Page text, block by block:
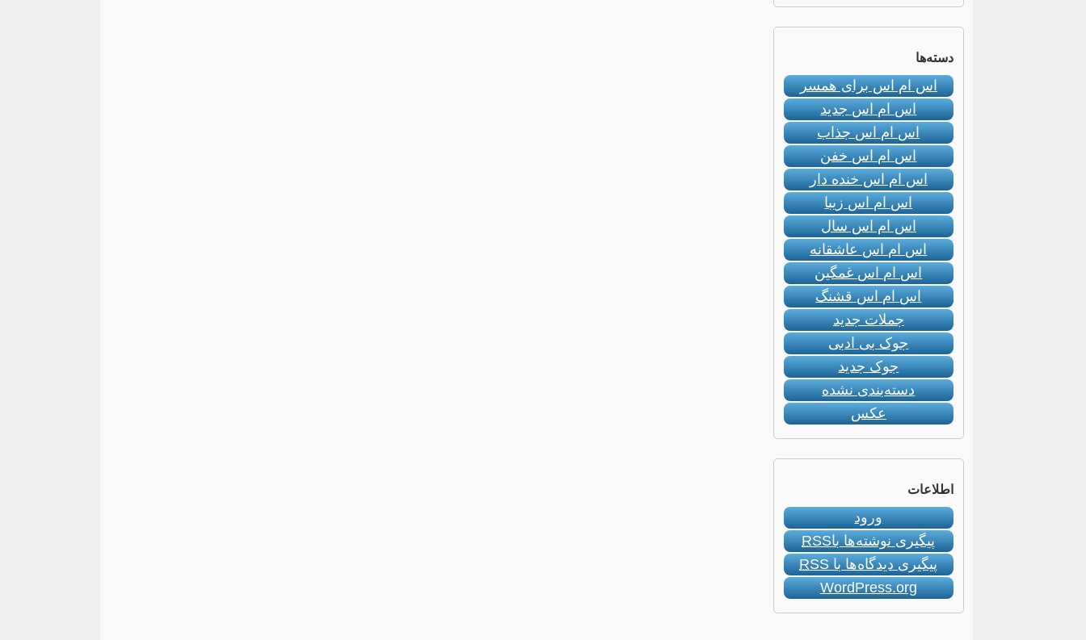
دسته‌ها
اس ام اس برای همسر
اس ام اس جدید
اس ام اس جذاب
اس ام اس خفن
اس ام اس خنده دار
اس ام اس زیبا
اس ام اس سال
اس ام اس عاشقانه
اس ام اس غمگین
اس ام اس قشنگ
جملات جدید
جوک بی ادبی
جوک جدید
دسته‌بندی نشده
عکس
اطلاعات
ورود
پیگیری نوشته‌ها باRSS
پیگیری دیدگاه‌ها باRSS
WordPress.org